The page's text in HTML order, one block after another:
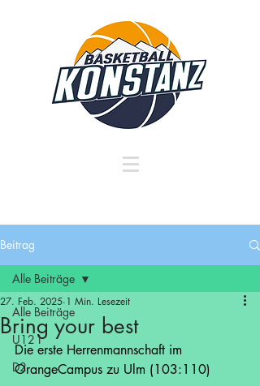
Beitrag
Alle Beiträge
U12 I
D2
Alle Beiträge
Bring your best
27. Feb. 2025 1 Min. Lesezeit
Die erste Herrenmannschaft im
OrangeCampus zu Ulm (103:110)